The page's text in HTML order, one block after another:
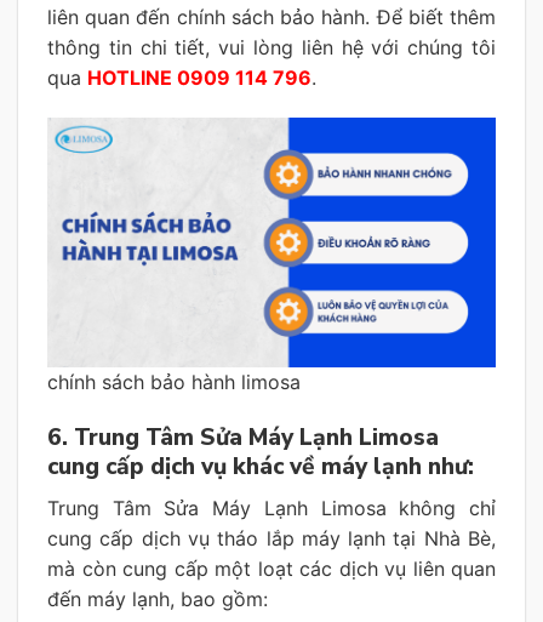
liên quan đến chính sách bảo hành. Để biết thêm
thông tin chi tiết, vui lòng liên hệ với chúng tôi
qua HOTLINE 0909 114 796.
chính sách bảo hành limosa
6. Trung Tâm Sửa Máy Lạnh Limosa
cung cấp dịch vụ khác về máy lạnh như:
Trung Tâm Sửa Máy Lạnh Limosa không chỉ
cung cấp dịch vụ tháo lắp máy lạnh tại Nhà Bè,
mà còn cung cấp một loạt các dịch vụ liên quan
đến máy lạnh, bao gồm: